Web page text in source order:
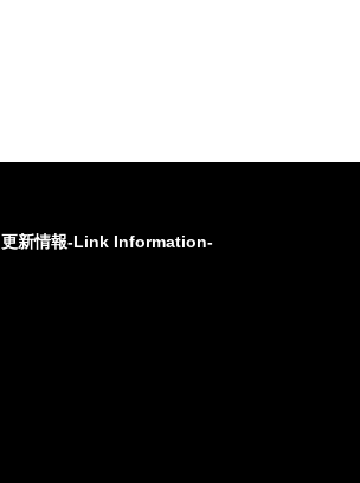
更新情報-Link Information-